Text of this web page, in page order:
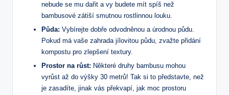
nebude se mu dařit a vy budete mít spíš než
bambusové zátiší smutnou rostlinnou louku.
Půda: Vybírejte dobře odvodněnou a úrodnou půdu.
Pokud má vaše zahrada jílovitou půdu, zvažte přidání
kompostu pro zlepšení textury.
Prostor na růst: Některé druhy bambusu mohou
vyrůst až do výšky 30 metrů! Tak si to představte, než
je zasadíte, jinak vás překvapí, jak moc prostoru